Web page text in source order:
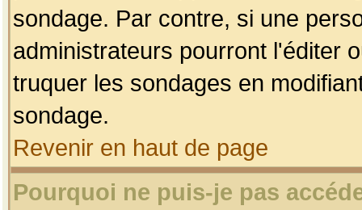
sondage. Par contre, si une
administrateurs pourront l'éditer
truquer les sondages en
sondage.
Revenir en haut de page
Pourquoi ne puis-je pas